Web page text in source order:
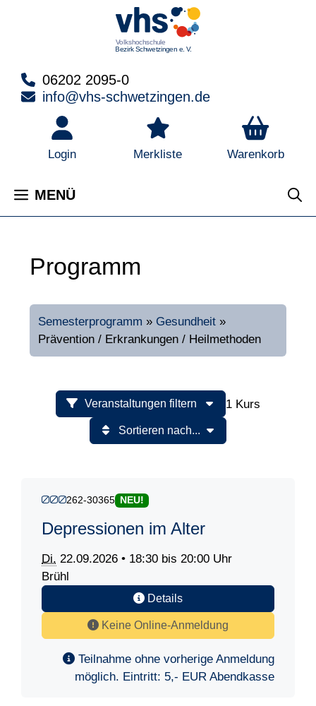
06202 2095-0
info@vhs-schwetzingen.de
Login Merkliste Warenkorb
MENÜ
Programm
Semesterprogramm » Gesundheit »
Prävention / Erkrankungen / Heilmethoden
Veranstaltungen filtern 1 Kurs
Sortieren nach...
262-30365 NEU!
Depressionen im Alter
Di. 22.09.2026 • 18:30 bis 20:00 Uhr
Brühl
Details
Keine Online-Anmeldung
Teilnahme ohne vorherige Anmeldung
möglich. Eintritt: 5,- EUR Abendkasse